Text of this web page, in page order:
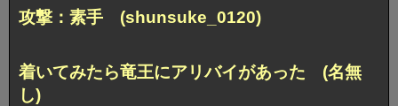
攻撃：素手 (shunsuke_0120)
着いてみたら竜王にアリバイがあった (名無
し)